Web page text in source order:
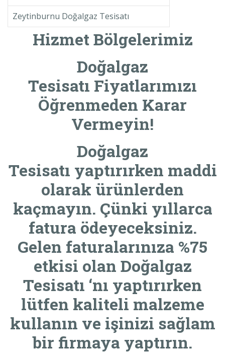
Zeytinburnu Doğalgaz Tesisatı
Hizmet Bölgelerimiz
Doğalgaz
Tesisatı Fiyatlarımızı
Öğrenmeden Karar
Vermeyin!
Doğalgaz
Tesisatı yaptırırken maddi
olarak ürünlerden
kaçmayın. Çünki yıllarca
fatura ödeyeceksiniz.
Gelen faturalarınıza %75
etkisi olan Doğalgaz
Tesisatı ‘nı yaptırırken
lütfen kaliteli malzeme
kullanın ve işinizi sağlam
bir firmaya yaptırın.